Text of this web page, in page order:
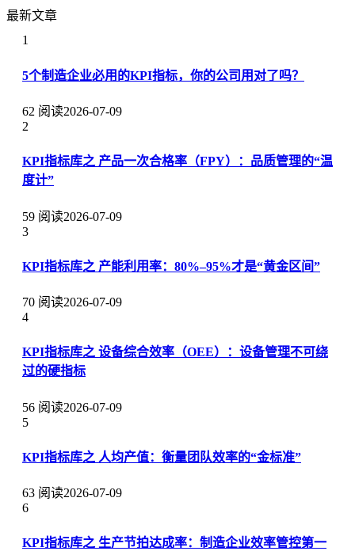
最新文章
1
5个制造企业必用的KPI指标，你的公司用对了吗？
62 阅读2026-07-09
2
KPI指标库之 产品一次合格率（FPY）：品质管理的“温
度计”
59 阅读2026-07-09
3
KPI指标库之 产能利用率：80%–95%才是“黄金区间”
70 阅读2026-07-09
4
KPI指标库之 设备综合效率（OEE）：设备管理不可绕
过的硬指标
56 阅读2026-07-09
5
KPI指标库之 人均产值：衡量团队效率的“金标准”
63 阅读2026-07-09
6
KPI指标库之 生产节拍达成率：制造企业效率管控第一